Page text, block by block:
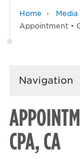
Home
Appointment •
Navigation
CPA, CA